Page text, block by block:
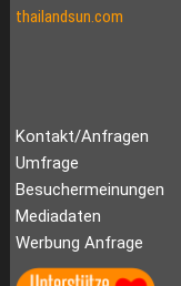
Kontakt/Anfragen
Umfrage
Besuchermeinungen
Mediadaten
Werbung Anfrage